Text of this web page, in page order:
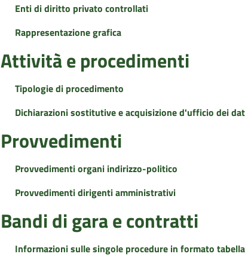
Enti di diritto privato controllati
Rappresentazione grafica
Attività e procedimenti
Tipologie di procedimento
Dichiarazioni sostitutive e acquisizione d'ufficio dei
Provvedimenti
Provvedimenti organi indirizzo-politico
Provvedimenti dirigenti amministrativi
Bandi di gara e contratti
Informazioni sulle singole procedure in formato